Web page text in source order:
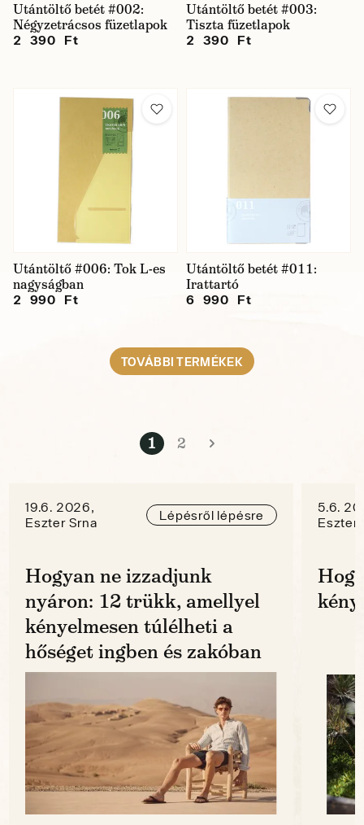
Utántöltő betét #002:
Négyzetrácsos füzetlapok
2 390 Ft
Utántöltő betét #003:
Tiszta füzetlapok
2 390 Ft
Utántöltő #006: Tok L-es
nagyságban
2 990 Ft
Utántöltő betét #011:
Irattartó
6 990 Ft
TOVÁBBI TERMÉKEK
1 2
19.6. 2026,
Eszter Srna
Lépésről lépésre
Hogyan ne izzadjunk
nyáron: 12 trükk, amellyel
kényelmesen túlélheti a
hőséget ingben és zakóban
5.6.
Eszter